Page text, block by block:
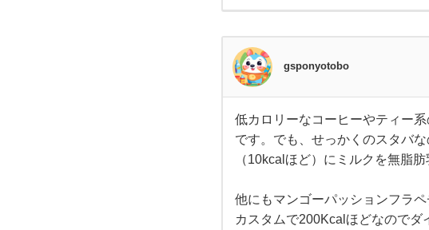
タ
バ
の
飲
み
物
ーノ
でし
ょ
う？
ーノ
gsponyotobo
低カ
ロリ
ーな
コー
やテ
ィー
系の
低カロリーなコーヒーやティー
です。でも、せっかくのスタバ
（10kcalほど）にミルクを無脂
他にもマンゴーパッションフラ
カスタムで200Kcalほどなのでダ